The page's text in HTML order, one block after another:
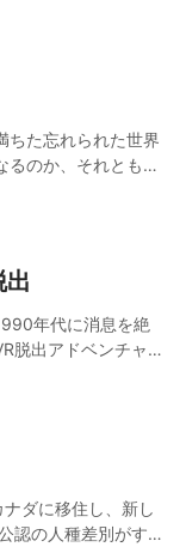
ちた忘れられた世界
るのか、それとも悲
年代に消息を絶
脱出アドベンチャ
ダに移住し、新し
認の人種差別がす